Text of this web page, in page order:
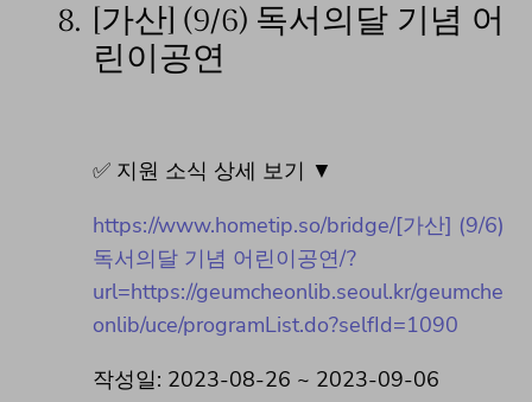
8.
[가산] (9/6) 독서의달 기념 어
린이공연
✅ 지원 소식 상세 보기 ▼
https://www.hometip.so/bridge/[가산] (9/6)
독서의달 기념 어린이공연/?
url=https://geumcheonlib.seoul.kr/geumche
onlib/uce/programList.do?selfId=1090
작성일: 2023-08-26 ~ 2023-09-06